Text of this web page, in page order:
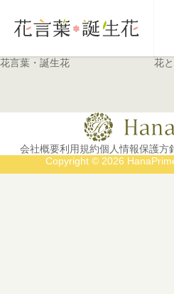
花言葉・誕生花 花
会社概要利用規約個人情報保護方
Copyright © 2026